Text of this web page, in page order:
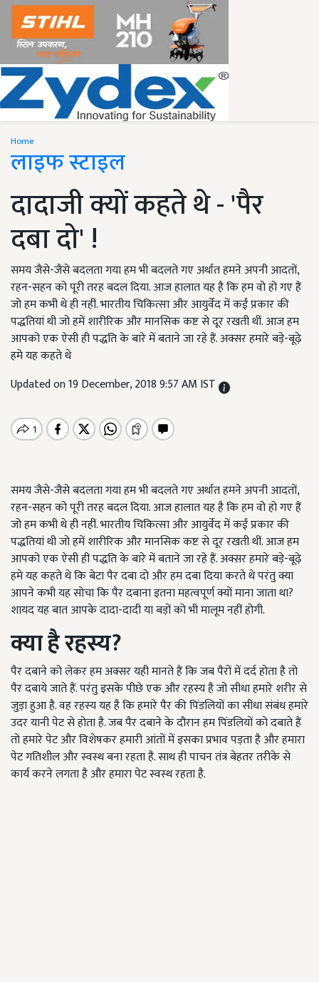
Home
लाइफ स्टाइल
दादाजी क्यों कहते थे - 'पैर
दबा दो' !
समय जैसे-जैसे बदलता गया हम भी बदलते गए अर्थात हमने अपनी आदतों,
रहन-सहन को पूरी तरह बदल दिया. आज हालात यह है कि हम वो हो गए हैं
जो हम कभी थे ही नहीं. भारतीय चिकित्सा और आयुर्वेद में कईं प्रकार की
पद्धतियां थी जो हमें शारीरिक और मानसिक कष्ट से दूर रखती थीं. आज हम
आपको एक ऐसी ही पद्धति के बारे में बताने जा रहे हैं. अक्सर हमारे बड़े-बूढ़े
हमे यह कहते थे
Updated on 19 December, 2018 9:57 AM IST
समय जैसे-जैसे बदलता गया हम भी बदलते गए अर्थात हमने अपनी आदतों,
रहन-सहन को पूरी तरह बदल दिया. आज हालात यह है कि हम वो हो गए हैं
जो हम कभी थे ही नहीं. भारतीय चिकित्सा और आयुर्वेद में कईं प्रकार की
पद्धतियां थी जो हमें शारीरिक और मानसिक कष्ट से दूर रखती थीं. आज हम
आपको एक ऐसी ही पद्धति के बारे में बताने जा रहे हैं. अक्सर हमारे बड़े-बूढ़े
हमे यह कहते थे कि बेटा पैर दबा दो और हम दबा दिया करते थे परंतु क्या
आपने कभी यह सोचा कि पैर दबाना इतना महत्वपूर्ण क्यों माना जाता था?
शायद यह बात आपके दादा-दादी या बड़ों को भी मालूम नहीं होगी.
क्या है रहस्य?
पैर दबाने को लेकर हम अक्सर यही मानते हैं कि जब पैरों में दर्द होता है तो
पैर दबाये जाते हैं. परंतु इसके पीछे एक और रहस्य है जो सीधा हमारे शरीर से
जुड़ा हुआ है. वह रहस्य यह है कि हमारे पैर की पिंडलियों का सीधा संबंध हमारे
उदर यानी पेट से होता है. जब पैर दबाने के दौरान हम पिंडलियों को दबाते हैं
तो हमारे पेट और विशेषकर हमारी आंतों में इसका प्रभाव पड़ता है और हमारा
पेट गतिशील और स्वस्थ बना रहता है. साथ ही पाचन तंत्र बेहतर तरीके से
कार्य करने लगता है और हमारा पेट स्वस्थ रहता है.